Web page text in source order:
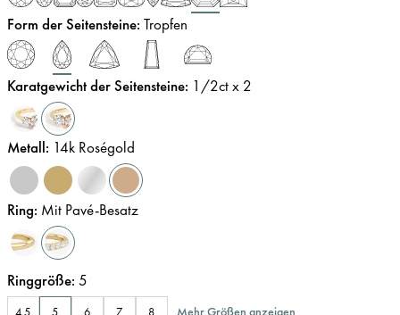
Form der Seitensteine: Tropfen
Karatgewicht der Seitensteine: 1/2ct x 2
Metall: 14k Roségold
Ring: Mit Pavé-Besatz
Ringgröße: 5
4.5 5 6 7 8 Mehr Größen anzeigen